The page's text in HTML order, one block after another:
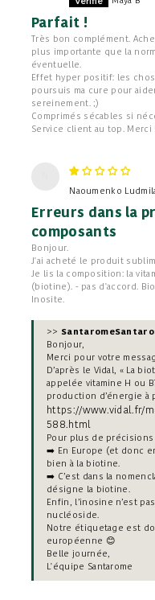
Parfait !
Très bon complément.
plus importante que la
éventuelle.
Effet hyper positif: les
poursuis ma cure pour
sereinement. ;)
Comprimés sécables si
Service client au top. Merci !
Naoumenko
Erreurs dans la
composants
Bonjour.
J'ai acheté le produit
Je lis la composition: la
(biotine). - pas d'accord.
Inosite.
>>
Bonjour,
Merci pour votre
D’après le Vidal, « La
appelée vitamine H ou
production d’énergie à
https://www.vidal.fr/
588.html
Pour plus de précisions
➡️ En Europe (et donc
bien à la biotine.
➡️ C’est dans la
désigne la biotine.
Enfin, l’inosine n’est
nucléoside.
Notre étiquetage est
européenne 😊
Belle journée,
L'équipe Santarome